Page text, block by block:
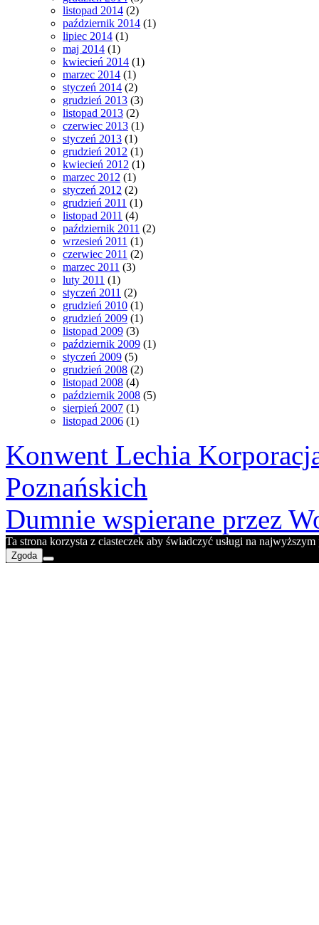
listopad 2014 (2)
październik 2014 (1)
lipiec 2014 (1)
maj 2014 (1)
kwiecień 2014 (1)
marzec 2014 (1)
styczeń 2014 (2)
grudzień 2013 (3)
listopad 2013 (2)
czerwiec 2013 (1)
styczeń 2013 (1)
grudzień 2012 (1)
kwiecień 2012 (1)
marzec 2012 (1)
styczeń 2012 (2)
grudzień 2011 (1)
listopad 2011 (4)
październik 2011 (2)
wrzesień 2011 (1)
czerwiec 2011 (2)
marzec 2011 (3)
luty 2011 (1)
styczeń 2011 (2)
grudzień 2010 (1)
grudzień 2009 (1)
listopad 2009 (3)
październik 2009 (1)
styczeń 2009 (5)
grudzień 2008 (2)
listopad 2008 (4)
październik 2008 (5)
sierpień 2007 (1)
listopad 2006 (1)
Konwent Lechia
Poznańskich
Dumnie wspierane przez
Ta strona korzysta z ciasteczek aby świadczyć usługi na
Zgoda